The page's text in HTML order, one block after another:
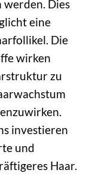
werden. Dies
eine
Die
wirken
zu
investieren
und
Haar.